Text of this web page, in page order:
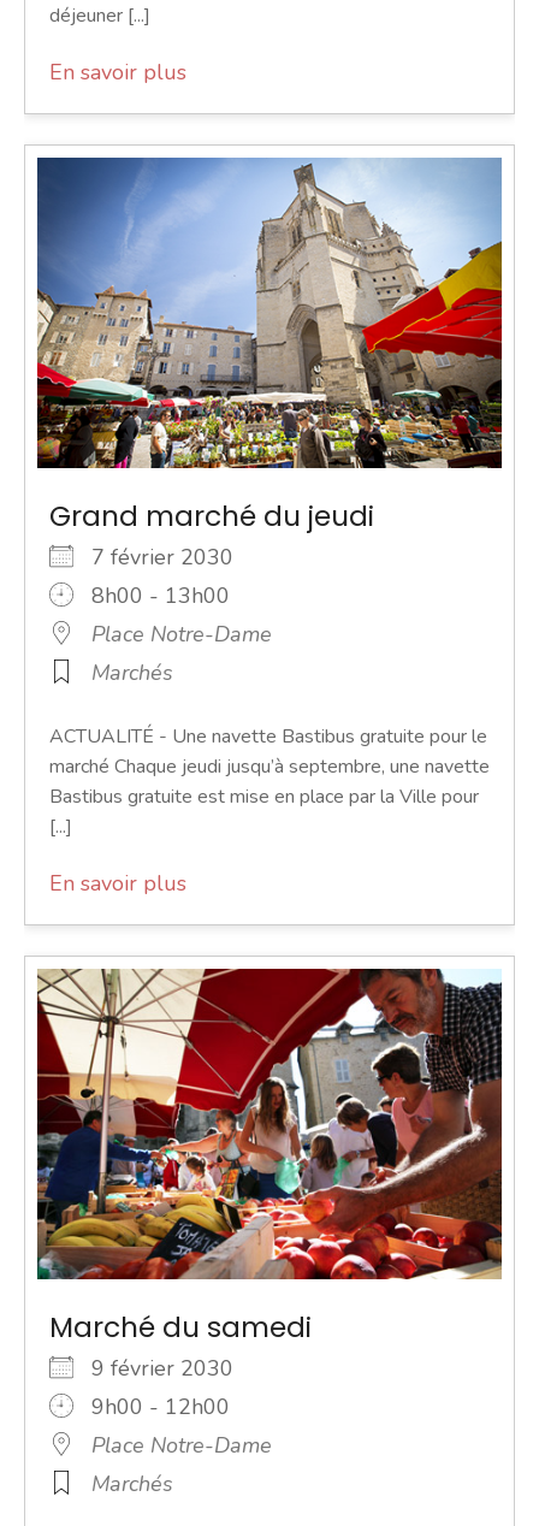
déjeuner [...]
En savoir plus
Grand marché du jeudi
7 février 2030
8h00 - 13h00
Place Notre-Dame
Marchés
ACTUALITÉ - Une navette Bastibus gratuite pour le
marché Chaque jeudi jusqu’à septembre, une navette
Bastibus gratuite est mise en place par la Ville pour
[...]
En savoir plus
Marché du samedi
9 février 2030
9h00 - 12h00
Place Notre-Dame
Marchés